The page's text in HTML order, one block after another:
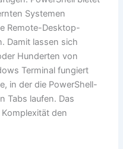
Systemen
Remote-Desktop-
Damit lassen sich
Hunderten von
Terminal fungiert
in der die PowerShell-
Tabs laufen. Das
den